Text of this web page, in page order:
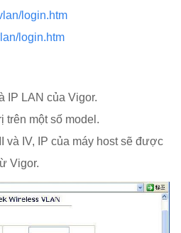
login.htm
login.htm
IP LAN của Vigor.
trên một số model.
và IV, IP của máy host sẽ được
Vigor.